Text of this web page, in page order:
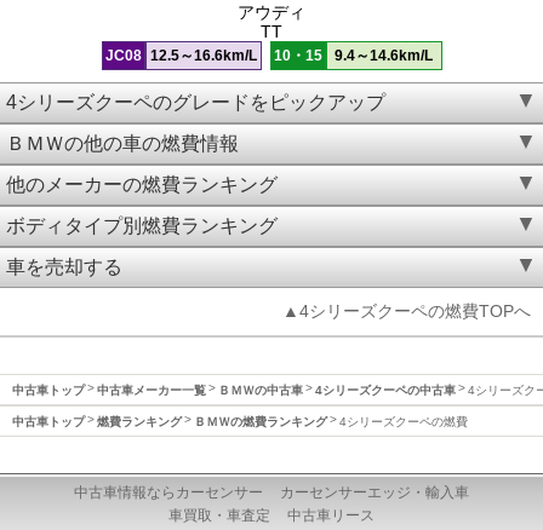
アウディ
TT
JC08 12.5～16.6km/L 10・15 9.4～14.6km/L
4シリーズクーペのグレードをピックアップ
ＢＭＷの他の車の燃費情報
他のメーカーの燃費ランキング
ボディタイプ別燃費ランキング
車を売却する
▲4シリーズクーペの燃費TOPへ
中古車トップ 中古車メーカー一覧 ＢＭＷの中古車 4シリーズクーペの中古車 4シリーズク
中古車トップ 燃費ランキング ＢＭＷの燃費ランキング 4シリーズクーペの燃費
中古車情報ならカーセンサー
カーセンサーエッジ・輸入車
車買取・車査定
中古車リース